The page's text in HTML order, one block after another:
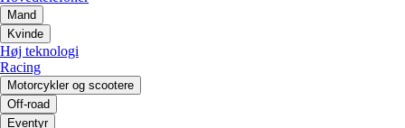
Mand
Kvinde
Høj teknologi
Racing
Motorcykler og scootere
Off-road
Eventyr